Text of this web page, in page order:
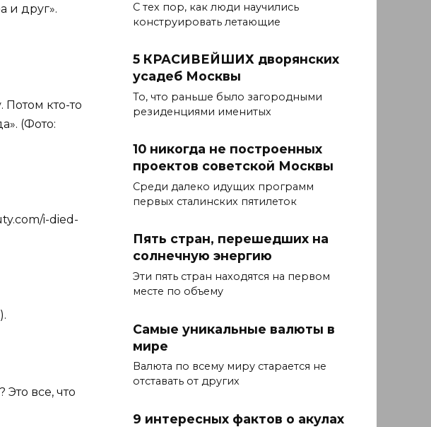
и друг».
кто-то
(Фото:
i-died-
все, что
С тех пор, как люди научились
конструировать летающие
5 КРАСИВЕЙШИХ дворянских
усадеб Москвы
То, что раньше было загородными
резиденциями именитых
10 никогда не построенных
проектов советской Москвы
Среди далеко идущих программ
первых сталинских пятилеток
Пять стран, перешедших на
солнечную энергию
Эти пять стран находятся на первом
месте по объему
Самые уникальные валюты в
мире
Валюта по всему миру старается не
отставать от других
9 интересных фактов о акулах